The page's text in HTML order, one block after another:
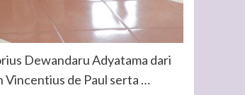
Dewandaru Adyatama dari
Vincentius de Paul serta …